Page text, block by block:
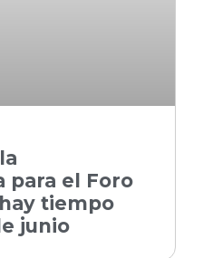
para el Foro
tiempo
junio